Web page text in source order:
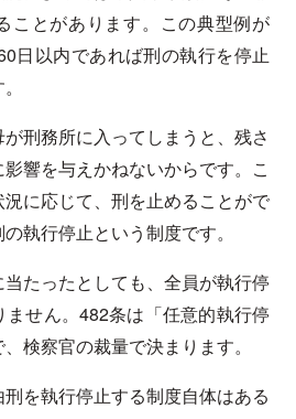
ことがあります。この典型例が
日以内であれば刑の執行を停止
刑務所に入ってしまうと、残さ
響を与えかねないからです。こ
に応じて、刑を止めることがで
執行停止という制度です。
たったとしても、全員が執行停
せん。482条は「任意的執行停
検察官の裁量で決まります。
を執行停止する制度自体はある